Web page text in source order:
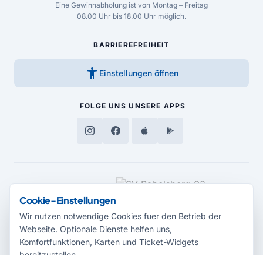
Eine Gewinnabholung ist von Montag – Freitag
08.00 Uhr bis 18.00 Uhr möglich.
BARRIEREFREIHEIT
accessibility_new Einstellungen öffnen
FOLGE UNS UNSERE APPS
MEDIENPARTNER
Cookie-Einstellungen
Wir nutzen notwendige Cookies fuer den Betrieb der
Webseite. Optionale Dienste helfen uns,
Komfortfunktionen, Karten und Ticket-Widgets